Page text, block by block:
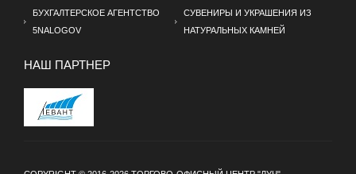
БУХГАЛТЕРСКОЕ АГЕНТСТВО
5NALOGOV
СУВЕНИРЫ И УКРАШЕНИЯ ИЗ
НАТУРАЛЬНЫХ КАМНЕЙ
НАШ ПАРТНЕР